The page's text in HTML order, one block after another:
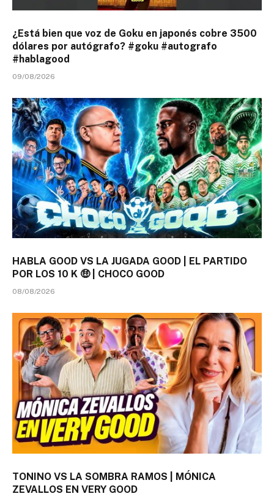
¿Está bien que voz de Goku en japonés cobre 3500
dólares por autógrafo? #goku #autografo
#hablagood
09/08/2026
HABLA GOOD VS LA JUGADA GOOD | EL PARTIDO
POR LOS 10 K 🤑 | CHOCO GOOD
08/08/2026
TONINO VS LA SOMBRA RAMOS | MÓNICA
ZEVALLOS EN VERY GOOD